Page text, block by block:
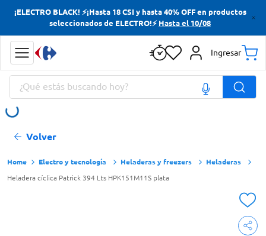
¡ELECTRO BLACK! ⚡¡Hasta 18 CSI y hasta 40% OFF en productos
seleccionados de ELECTRO!⚡ Hasta el 10/08
Ingresar
¿Qué estás buscando hoy?
Volver
Electro y tecnología Heladeras y freezers Heladeras
Heladera cíclica Patrick 394 Lts HPK151M11S plata
Términos más buscados
Yerba
Cerveza
Doves
Términos más buscados
Yerba
Cerveza
Doves